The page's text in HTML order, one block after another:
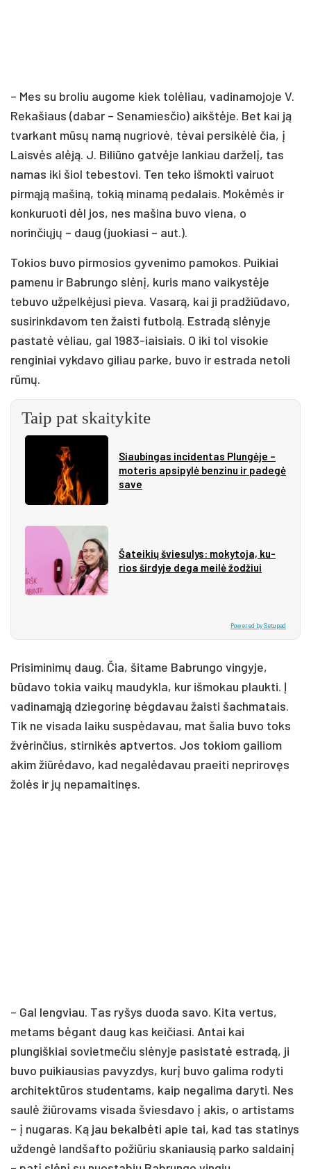
– Mes su broliu augome kiek tolėliau, vadinamojoje V.
Rekašiaus (dabar – Senamiesčio) aikštėje. Bet kai ją
tvarkant mūsų namą nugriovė, tėvai persikėlė čia, į
Laisvės alėją. J. Biliūno gatvėje lankiau darželį, tas
namas iki šiol tebestovi. Ten teko išmokti vairuot
pirmąją mašiną, tokią minamą pedalais. Mokėmės ir
konkuruoti dėl jos, nes mašina buvo viena, o
norinčiųjų – daug (juokiasi – aut.).
Tokios buvo pirmosios gyvenimo pamokos. Puikiai
pamenu ir Babrungo slėnį, kuris mano vaikystėje
tebuvo užpelkėjusi pieva. Vasarą, kai ji pradžiūdavo,
susirinkdavom ten žaisti futbolą. Estradą slėnyje
pastatė vėliau, gal 1983-iaisiais. O iki tol visokie
renginiai vykdavo giliau parke, buvo ir estrada netoli
rūmų.
Taip pat skaitykite
Siau­bin­gas in­ci­den­tas Plun­gė­je –
mo­te­ris ap­si­py­lė ben­zi­nu ir pa­de­gė
sa­ve
Ša­tei­kių švie­su­lys: mo­ky­to­ja, ku­
rios šir­dy­je de­ga mei­lė žo­džiui
Powered by Setupad
Prisiminimų daug. Čia, šitame Babrungo vingyje,
būdavo tokia vaikų maudykla, kur išmokau plaukti. Į
vadinamąją dziegorinę bėgdavau žaisti šachmatais.
Tik ne visada laiku suspėdavau, mat šalia buvo toks
žvėrinčius, stirnikės aptvertos. Jos tokiom gailiom
akim žiūrėdavo, kad negalėdavau praeiti neprirovęs
žolės ir jų nepamaitinęs.
– Gal lengviau. Tas ryšys duoda savo. Kita vertus,
metams bėgant daug kas keičiasi. Antai kai
plungiškiai sovietmečiu slėnyje pasistatė estradą, ji
buvo puikiausias pavyzdys, kurį buvo galima rodyti
architektūros studentams, kaip negalima daryti. Nes
saulė žiūrovams visada šviesdavo į akis, o artistams
– į nugaras. Ką jau bekalbėti apie tai, kad tas statinys
uždengė landšafto požiūriu skaniausią parko saldainį